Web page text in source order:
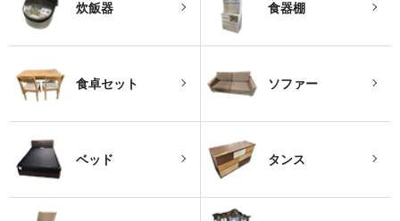
炊飯器 食器棚
食卓セット ソファー
ベッド タンス